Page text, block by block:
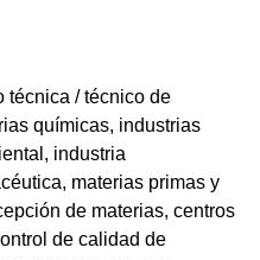
técnica / técnico de
químicas, industrias
industria
materias primas y
de materias, centros
de calidad de